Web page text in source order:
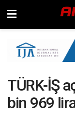
TÜRK-İŞ
bin 969